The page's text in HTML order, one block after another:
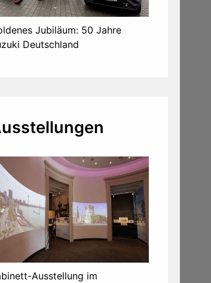
Jubiläum: 50 Jahre
Deutschland
Ausstellung im